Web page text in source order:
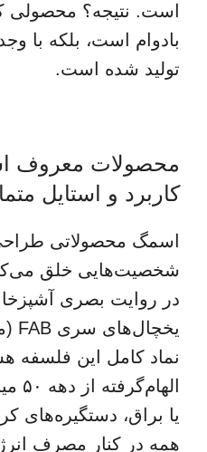
است. نتیجه؟ محصولی
بادوام است، بلکه با
تولید شده است.
محصولات معروف
کاربرد و استایل
اسمگ محصولاتی
شخصیت‌هایی خلق
در روایت بصری
نماد کامل این فلسفه
یا براق، دستگیره‌های
همه در کنار مصرف